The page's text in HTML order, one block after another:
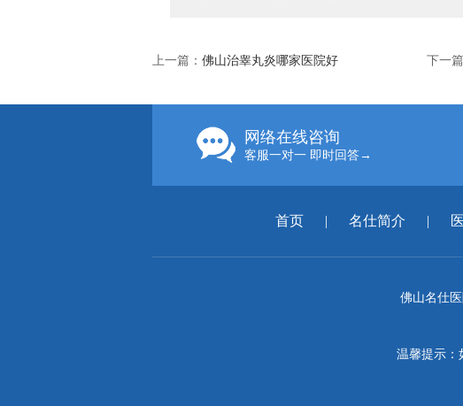
上一篇： 佛山治睾丸炎哪家医院好 下一篇
网络在线咨询
客服一对一 即时回答→
首页 | 名仕简介 |
佛山名仕
温馨提示：